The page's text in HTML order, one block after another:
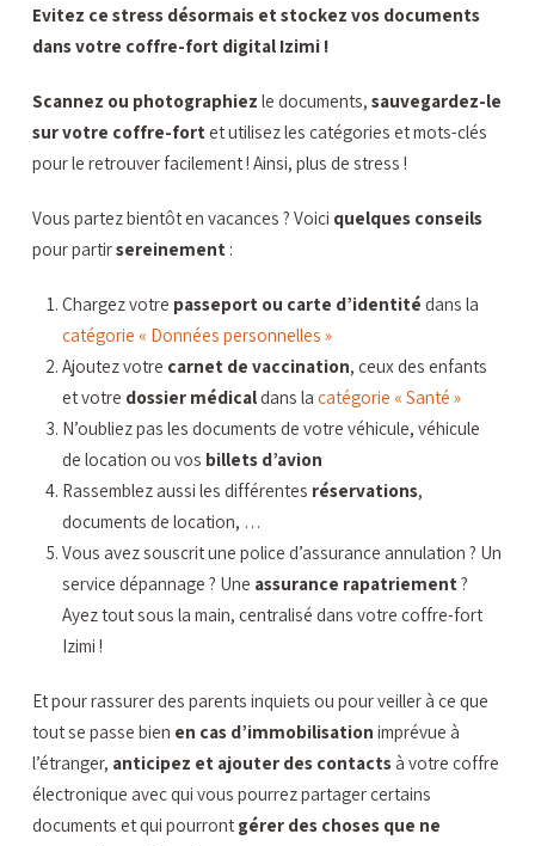
Evitez ce stress désormais et stockez vos documents
dans votre coffre-fort digital Izimi !
Scannez ou photographiez le documents, sauvegardez-le
sur votre coffre-fort et utilisez les catégories et mots-clés
pour le retrouver facilement ! Ainsi, plus de stress !
Vous partez bientôt en vacances ? Voici quelques conseils
pour partirsereinement:
Chargez votre passeport ou carte d’identité dans la
catégorie « Données personnelles »
Ajoutez votre carnet de vaccination, ceux des enfants
et votre dossier médicaldans lacatégorie « Santé »
N’oubliez pas les documents de votre véhicule, véhicule
de location ou vos billets d’avion
Rassemblez aussi les différentes réservations,
documents de location, …
Vous avez souscrit une police d’assurance annulation ? Un
service dépannage ? Une assurance rapatriement?
Ayez tout sous la main, centralisé dans votre coffre-fort
Izimi !
Et pour rassurer des parents inquiets ou pour veiller à ce que
tout se passe bien en cas d’immobilisation imprévue à
l’étranger, anticipez et ajouter des contacts à votre coffre
électronique avec qui vous pourrez partager certains
documents et qui pourrontgérer des choses que ne